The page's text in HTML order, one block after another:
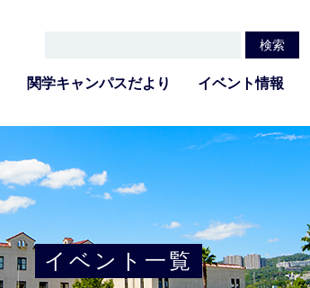
関学キャンパスだより イベント情報
イベント一覧